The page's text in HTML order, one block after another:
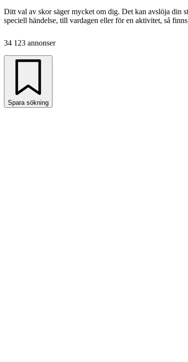
Ditt val av skor säger mycket om dig. Det kan avslöja din
speciell händelse, till vardagen eller för en aktivitet, så
34 123 annonser
Spara sökning